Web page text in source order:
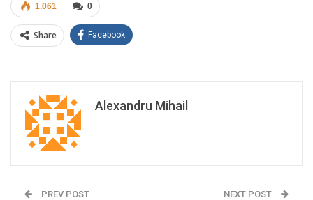
0
1.061
Share Facebook
Alexandru Mihail
PREV POST NEXT POST